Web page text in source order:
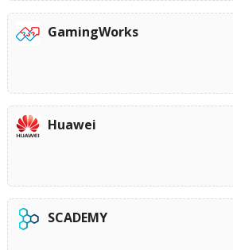
GamingWorks
Huawei
SCADEMY